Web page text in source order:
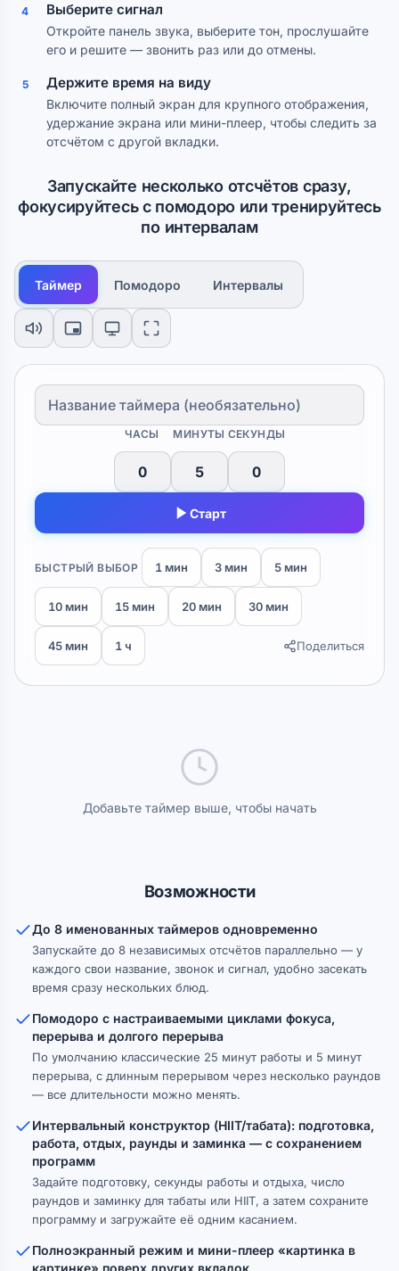
4 Выберите сигнал
Откройте панель звука, выберите тон, прослушайте
его и решите — звонить раз или до отмены.
5 Держите время на виду
Включите полный экран для крупного отображения,
удержание экрана или мини-плеер, чтобы следить за
отсчётом с другой вкладки.
Запускайте несколько отсчётов сразу,
фокусируйтесь с помодоро или тренируйтесь
по интервалам
Таймер Помодоро Интервалы
ЧАСЫ МИНУТЫ СЕКУНДЫ
Старт
БЫСТРЫЙ ВЫБОР 1 мин 3 мин 5 мин
10 мин 15 мин 20 мин 30 мин
45 мин 1 ч Поделиться
Добавьте таймер выше, чтобы начать
Возможности
До 8 именованных таймеров одновременно
Запускайте до 8 независимых отсчётов параллельно — у
каждого свои название, звонок и сигнал, удобно засекать
время сразу нескольких блюд.
Помодоро с настраиваемыми циклами фокуса,
перерыва и долгого перерыва
По умолчанию классические 25 минут работы и 5 минут
перерыва, с длинным перерывом через несколько раундов
— все длительности можно менять.
Интервальный конструктор (HIIT/табата): подготовка,
работа, отдых, раунды и заминка — с сохранением
программ
Задайте подготовку, секунды работы и отдыха, число
раундов и заминку для табаты или HIIT, а затем сохраните
программу и загружайте её одним касанием.
Полноэкранный режим и мини-плеер «картинка в
картинке» поверх других вкладок